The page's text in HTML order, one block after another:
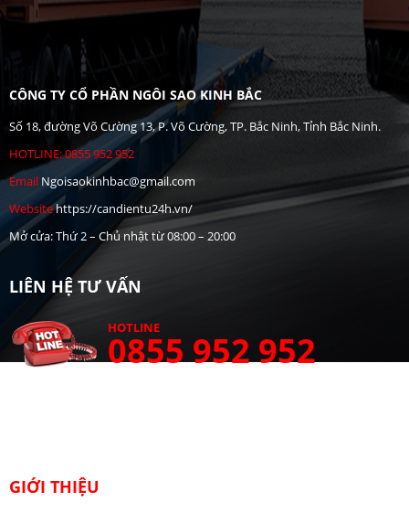
CÔNG TY CỔ PHẦN NGÔI SAO KINH BẮC
Số 18, đường Võ Cường 13, P. Võ Cường, TP. Bắc Ninh, Tỉnh Bắc Ninh.
HOTLINE: 0855 952 952
Email Ngoisaokinhbac@gmail.com
Websitehttps://candientu24h.vn/
Mở cửa: Thứ 2 – Chủ nhật từ 08:00 – 20:00
LIÊN HỆ TƯ VẤN
HOTLINE
0855 952 952
GIỚI THIỆU